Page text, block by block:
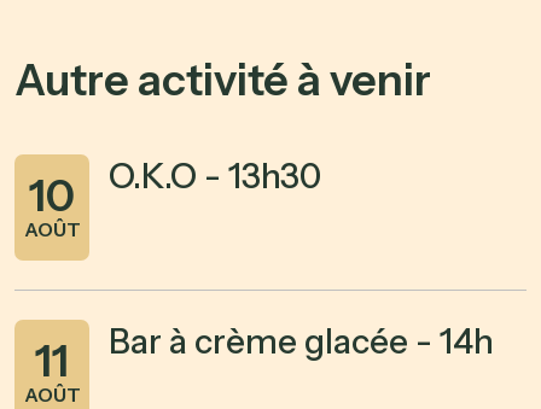
Autre activité à venir
10
AOÛT
O.K.O - 13h30
11
AOÛT
Bar à crème glacée - 14h